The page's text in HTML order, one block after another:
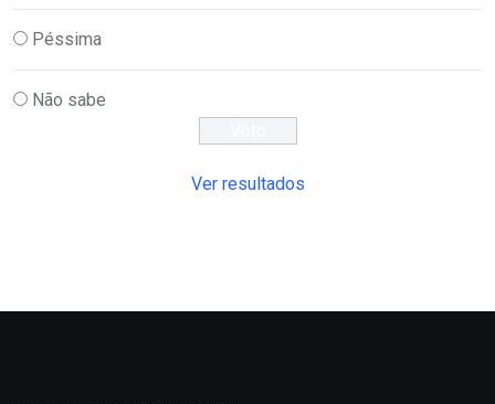
Péssima
Não sabe
Ver resultados